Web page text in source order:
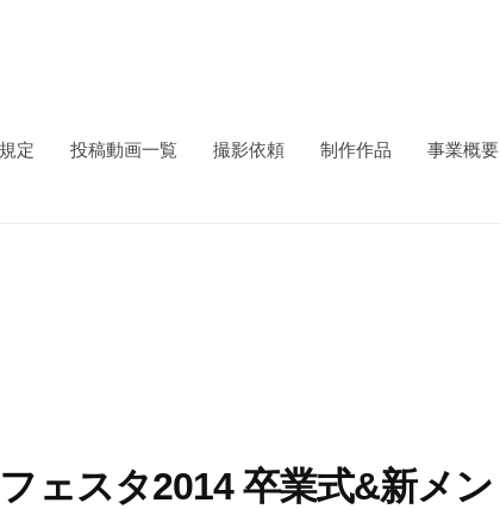
定 投稿動画一覧 撮影依頼 制作作品 事業概要
ェスタ2014 卒業式&新メン